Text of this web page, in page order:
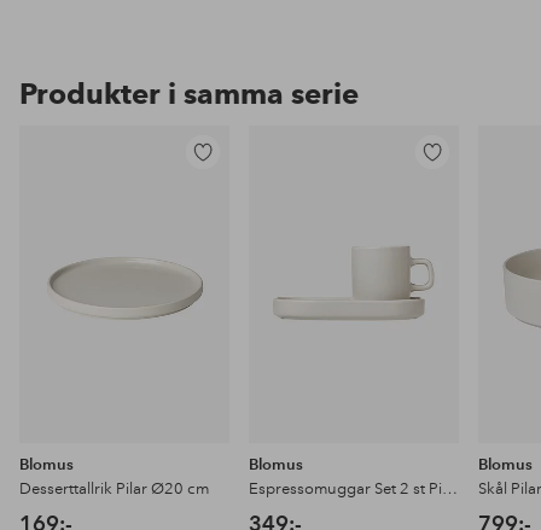
Produkter i samma serie
Blomus
Desserttallrik Pilar Ø20 cm
169:-
Blomus
Espressomuggar Set 2 st Pilar 0,05L
349:-
Blomus
Skål
799:-